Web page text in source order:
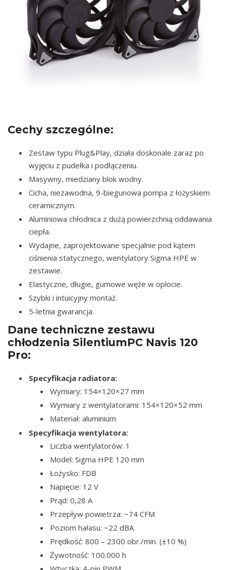
Cechy szczególne:
Zestaw typu Plug&Play, działa doskonale zaraz po
wyjęciu z pudełka i podłączeniu.
Masywny, miedziany blok wodny.
Cicha, niezawodna, 9-biegunowa pompa z łożyskiem
ceramicznym.
Aluminiowa chłodnica z dużą powierzchnią oddawania
ciepła.
Wydajne, zaprojektowane specjalnie pod kątem
ciśnienia statycznego, wentylatory Sigma HPE w
zestawie.
Elastyczne, długie, gumowe węże w oplocie.
Szybki i intuicyjny montaż.
5-letnia gwarancja.
Dane techniczne zestawu
chłodzenia SilentiumPC Navis 120
Pro:
Specyfikacja radiatora:
Wymiary: 154×120×27 mm
Wymiary z wentylatorami: 154×120×52 mm
Materiał: aluminium
Specyfikacja wentylatora:
Liczba wentylatorów: 1
Model: Sigma HPE 120 mm
Łożysko: FDB
Napięcie: 12 V
Prąd: 0,28 A
Przepływ powietrza: ~74 CFM
Poziom hałasu: ~22 dBA
Prędkość: 800 – 2300 obr./min. (±10 %)
Żywotność: 100.000 h